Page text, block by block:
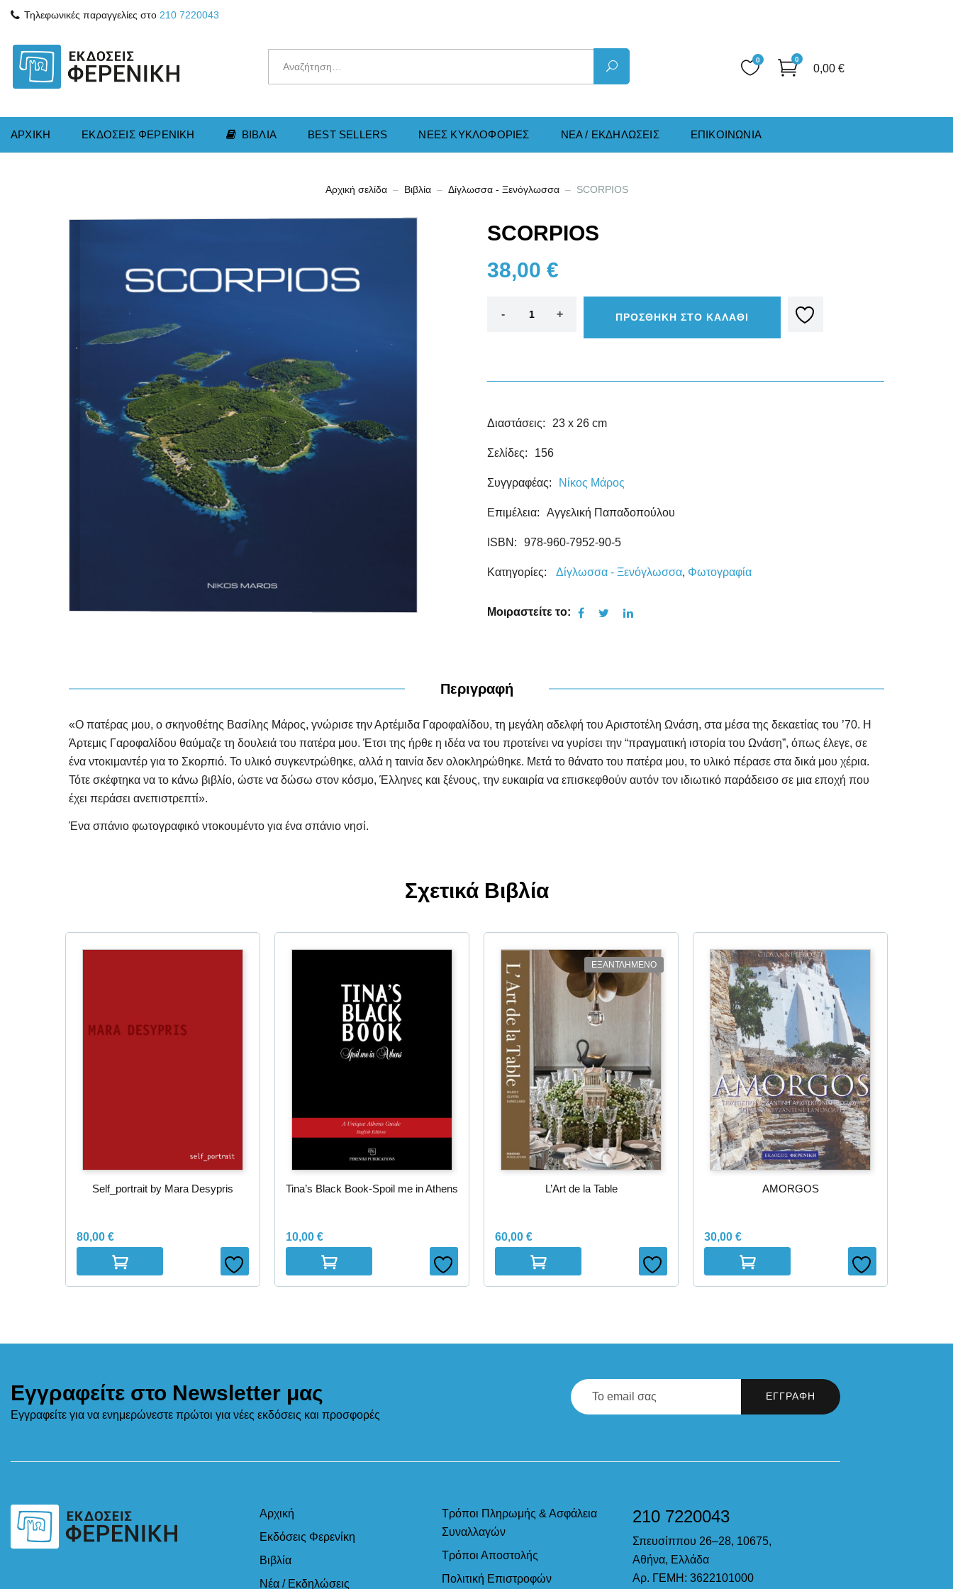
Τηλεφωνικές παραγγελίες στο 210 7220043
0
0,00 €
0
ΑΡΧΙΚΗ ΕΚΔΟΣΕΙΣ ΦΕΡΕΝΙΚΗ ΒΙΒΛΙΑ BEST SELLERS ΝΕΕΣ KΥΚΛΟΦΟΡΙΕΣ ΝΕΑ / ΕΚΔΗΛΩΣΕΙΣ ΕΠΙΚΟΙΝΩΝΙΑ
Αρχική σελίδα Βιβλία Δίγλωσσα - Ξενόγλωσσα SCORPIOS
SCORPIOS
38,00 €
ΠΡΟΣΘΗΚΗ ΣΤΟ ΚΑΛΑΘΙ
Διαστάσεις: 23 x 26 cm
Σελίδες: 156
Συγγραφέας: Νίκος Μάρος
Επιμέλεια: Αγγελική Παπαδοπούλου
ISBN: 978-960-7952-90-5
Κατηγορίες: Δίγλωσσα - Ξενόγλωσσα, Φωτογραφία
Μοιραστείτε το:
Περιγραφή
«Ο πατέρας μου, ο σκηνοθέτης Βασίλης Μάρος, γνώρισε την Αρτέμιδα Γαροφαλίδου, τη μεγάλη αδελφή του Αριστοτέλη Ωνάση, στα μέσα της δεκαετίας του ’70. Η
Άρτεμις Γαροφαλίδου θαύμαζε τη δουλειά του πατέρα μου. Έτσι της ήρθε η ιδέα να του προτείνει να γυρίσει την “πραγματική ιστορία του Ωνάση”, όπως έλεγε, σε
ένα ντοκιμαντέρ για το Σκορπιό. Το υλικό συγκεντρώθηκε, αλλά η ταινία δεν ολοκληρώθηκε. Μετά το θάνατο του πατέρα μου, το υλικό πέρασε στα δικά μου χέρια.
Τότε σκέφτηκα να το κάνω βιβλίο, ώστε να δώσω στον κόσμο, Έλληνες και ξένους, την ευκαιρία να επισκεφθούν αυτόν τον ιδιωτικό παράδεισο σε μια εποχή που
έχει περάσει ανεπιστρεπτί».
Ένα σπάνιο φωτογραφικό ντοκουμέντο για ένα σπάνιο νησί.
Σχετικά Βιβλία
Self_portrait by Mara Desypris
80,00 €
Tina’s Black Book-Spoil me in Athens
10,00 €
ΕΞΑΝΤΛΗΜΕΝΟ
L’Art de la Table
60,00 €
AMORGOS
30,00 €
Εγγραφείτε στο Newsletter μας
Εγγραφείτε για να ενημερώνεστε πρώτοι για νέες εκδόσεις και προσφορές
Αρχική
Εκδόσεις Φερενίκη
Βιβλία
Νέα / Εκδηλώσεις
Τρόποι Πληρωμής & Ασφάλεια
Συναλλαγών
Τρόποι Αποστολής
Πολιτική Επιστροφών
210 7220043
Σπευσίππου 26–28, 10675,
Αθήνα, Ελλάδα
Αρ. ΓΕΜΗ: 3622101000